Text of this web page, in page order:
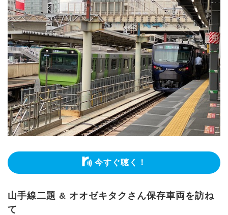
今すぐ聴く！
山手線二題 & オオゼキタクさん保存車両を訪ね
て